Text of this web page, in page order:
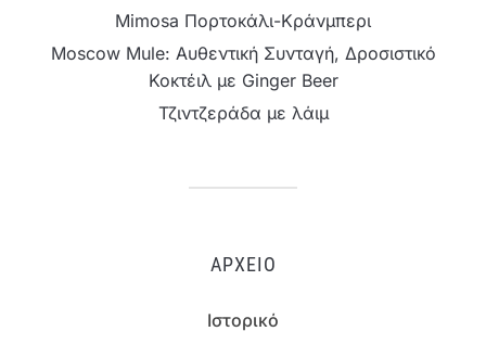
Mimosa Πορτοκάλι-Κράνμπερι
Moscow Mule: Αυθεντική Συνταγή, Δροσιστικό
Κοκτέιλ με Ginger Beer
Τζιντζεράδα με λάιμ
ΑΡΧΕΊΟ
Ιστορικό